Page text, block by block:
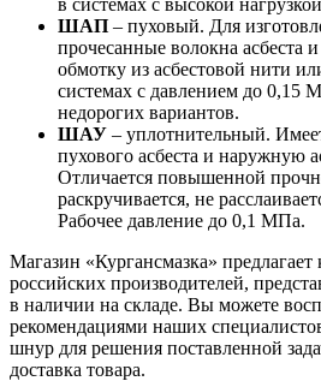
ШАП – пуховый. Для
прочесанные волокна асбеста
обмотку из асбестовой нити
системах с давлением до 0,15
недорогих вариантов.
ШАУ – уплотнительный.
пухового асбеста и наружную
Отличается повышенной
раскручивается, не
Рабочее давление до 0,1 МПа.
Магазин «Кургансмазка»
российских производителей,
в наличии на складе. Вы можете
рекомендациями наших
шнур для решения поставленной
доставка товара.